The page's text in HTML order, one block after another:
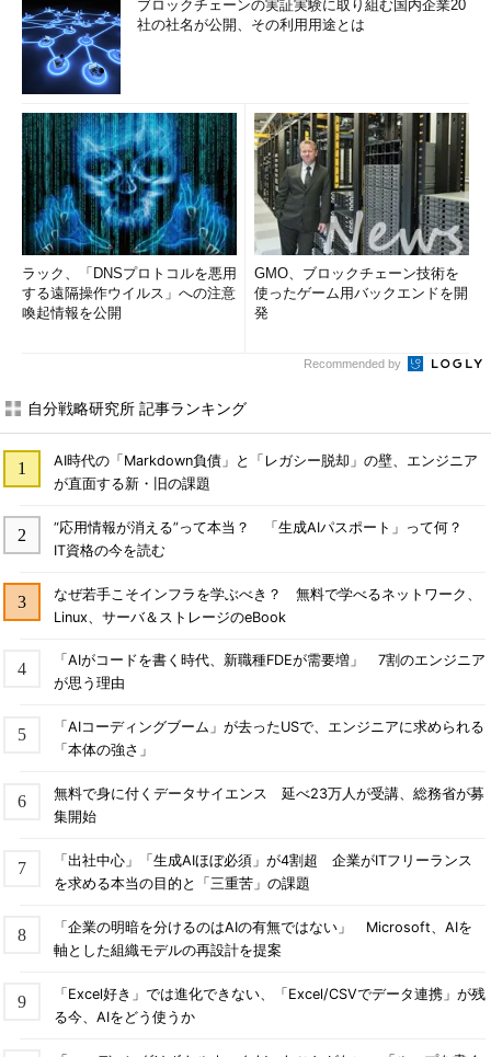
ブロックチェーンの実証実験に取り組む国内企業20
社の社名が公開、その利用用途とは
ラック、「DNSプロトコルを悪用
する遠隔操作ウイルス」への注意
喚起情報を公開
GMO、ブロックチェーン技術を
使ったゲーム用バックエンドを開
発
Recommended by
自分戦略研究所 記事ランキング
AI時代の「Markdown負債」と「レガシー脱却」の壁、エンジニア
が直面する新・旧の課題
“応用情報が消える”って本当？ 「生成AIパスポート」って何？
IT資格の今を読む
なぜ若手こそインフラを学ぶべき？ 無料で学べるネットワーク、
Linux、サーバ＆ストレージのeBook
「AIがコードを書く時代、新職種FDEが需要増」 7割のエンジニア
が思う理由
「AIコーディングブーム」が去ったUSで、エンジニアに求められる
「本体の強さ」
無料で身に付くデータサイエンス 延べ23万人が受講、総務省が募
集開始
「出社中心」「生成AIほぼ必須」が4割超 企業がITフリーランス
を求める本当の目的と「三重苦」の課題
「企業の明暗を分けるのはAIの有無ではない」 Microsoft、AIを
軸とした組織モデルの再設計を提案
「Excel好き」では進化できない、「Excel/CSVでデータ連携」が残
る今、AIをどう使うか